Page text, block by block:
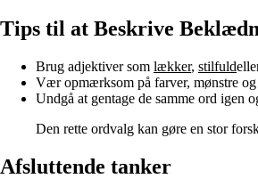
Tips til at Beskrive
Brug adjektiver som lækker, stilfuld
Vær opmærksom på farver, mønstre
Undgå at gentage de samme ord igen
Den rette ordvalg kan gøre en stor
Afsluttende tanker